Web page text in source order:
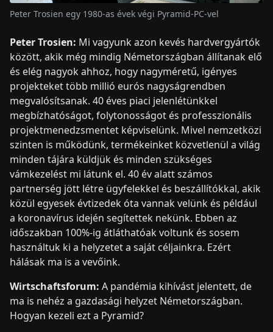
Peter Trosien egy 1980-as évek végi Pyramid-PC-vel
Peter Trosien: Mi vagyunk azon kevés hardvergyártók
között, akik még mindig Németországban állítanak elő
és elég nagyok ahhoz, hogy nagyméretű, igényes
projekteket több millió eurós nagyságrendben
megvalósítsanak. 40 éves piaci jelenlétünkkel
megbízhatóságot, folytonosságot és professzionális
projektmenedzsmentet képviselünk. Mivel nemzetközi
szinten is működünk, termékeinket közvetlenül a világ
minden tájára küldjük és minden szükséges
vámkezelést mi látunk el. 40 év alatt számos
partnerség jött létre ügyfelekkel és beszállítókkal, akik
közül egyesek évtizedek óta vannak velünk és például
a koronavírus idején segítettek nekünk. Ebben az
időszakban 100%-ig átláthatóak voltunk és sosem
használtuk ki a helyzetet a saját céljainkra. Ezért
hálásak ma is a vevőink.
Wirtschaftsforum: A pandémia kihívást jelentett, de
ma is nehéz a gazdasági helyzet Németországban.
Hogyan kezeli ezt a Pyramid?